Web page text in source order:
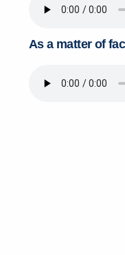
As a matter of